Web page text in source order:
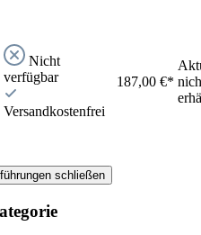
Nicht
verfügbar
Versandkostenfrei
187,00 €*
schließen